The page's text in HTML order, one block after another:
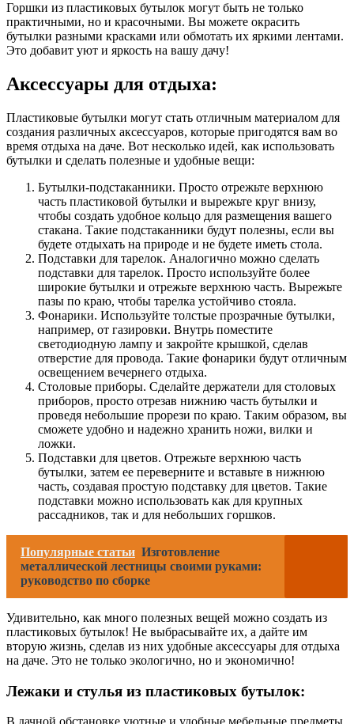
Горшки из пластиковых бутылок могут быть не только
практичными, но и красочными. Вы можете окрасить
бутылки разными красками или обмотать их яркими лентами.
Это добавит уют и яркость на вашу дачу!
Аксессуары для отдыха:
Пластиковые бутылки могут стать отличным материалом для
создания различных аксессуаров, которые пригодятся вам во
время отдыха на даче. Вот несколько идей, как использовать
бутылки и сделать полезные и удобные вещи:
Бутылки-подстаканники. Просто отрежьте верхнюю
часть пластиковой бутылки и вырежьте круг внизу,
чтобы создать удобное кольцо для размещения вашего
стакана. Такие подстаканники будут полезны, если вы
будете отдыхать на природе и не будете иметь стола.
Подставки для тарелок. Аналогично можно сделать
подставки для тарелок. Просто используйте более
широкие бутылки и отрежьте верхнюю часть. Вырежьте
пазы по краю, чтобы тарелка устойчиво стояла.
Фонарики. Используйте толстые прозрачные бутылки,
например, от газировки. Внутрь поместите
светодиодную лампу и закройте крышкой, сделав
отверстие для провода. Такие фонарики будут отличным
освещением вечернего отдыха.
Столовые приборы. Сделайте держатели для столовых
приборов, просто отрезав нижнию часть бутылки и
проведя небольшие прорези по краю. Таким образом, вы
сможете удобно и надежно хранить ножи, вилки и
ложки.
Подставки для цветов. Отрежьте верхнюю часть
бутылки, затем ее переверните и вставьте в нижнюю
часть, создавая простую подставку для цветов. Такие
подставки можно использовать как для крупных
рассадников, так и для небольших горшков.
Популярные статьи Изготовление
металлической лестницы своими руками:
руководство по сборке
Удивительно, как много полезных вещей можно создать из
пластиковых бутылок! Не выбрасывайте их, а дайте им
вторую жизнь, сделав из них удобные аксессуары для отдыха
на даче. Это не только экологично, но и экономично!
Лежаки и стулья из пластиковых бутылок: